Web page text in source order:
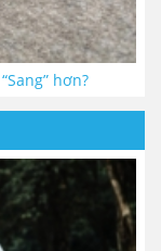
hơn?